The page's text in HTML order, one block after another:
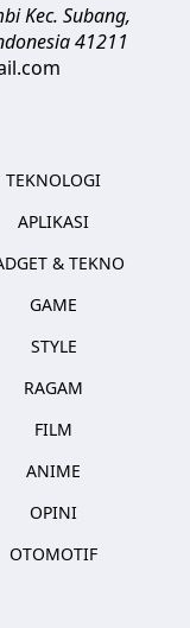
Kec. Subang,
41211
TEKNOLOGI
APLIKASI
& TEKNO
GAME
STYLE
RAGAM
FILM
ANIME
OPINI
OTOMOTIF